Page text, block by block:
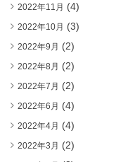
2022年11月 (4)
2022年10月 (3)
2022年9月 (2)
2022年8月 (2)
2022年7月 (2)
2022年6月 (4)
2022年4月 (4)
2022年3月 (2)